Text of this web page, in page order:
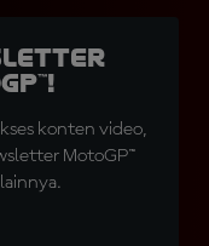
konten video,
MotoGP™